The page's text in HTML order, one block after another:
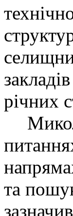
закладів
річних
напрям
та